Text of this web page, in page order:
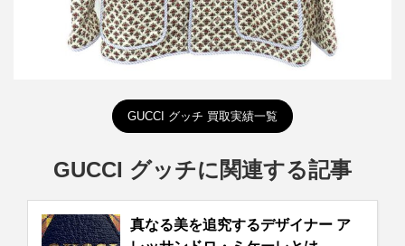
GUCCI グッチ 買取実績一覧
GUCCI グッチに関連する記事
真なる美を追究するデザイナー ア